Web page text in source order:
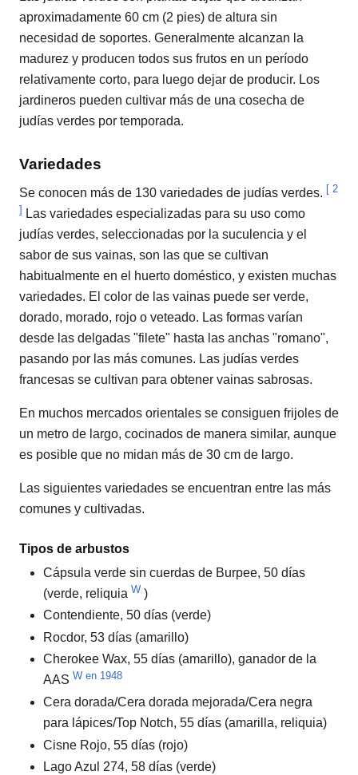
aproximadamente 60 cm (2 pies) de altura sin
necesidad de soportes. Generalmente alcanzan la
madurez y producen todos sus frutos en un período
relativamente corto, para luego dejar de producir. Los
jardineros pueden cultivar más de una cosecha de
judías verdes por temporada.
Variedades
Se conocen más de 130 variedades de judías verdes. [ 2
] Las variedades especializadas para su uso como
judías verdes, seleccionadas por la suculencia y el
sabor de sus vainas, son las que se cultivan
habitualmente en el huerto doméstico, y existen muchas
variedades. El color de las vainas puede ser verde,
dorado, morado, rojo o veteado. Las formas varían
desde las delgadas "filete" hasta las anchas "romano",
pasando por las más comunes. Las judías verdes
francesas se cultivan para obtener vainas sabrosas.
En muchos mercados orientales se consiguen frijoles de
un metro de largo, cocinados de manera similar, aunque
es posible que no midan más de 30 cm de largo.
Las siguientes variedades se encuentran entre las más
comunes y cultivadas.
Tipos de arbustos
Cápsula verde sin cuerdas de Burpee, 50 días
(verde, reliquia W )
Contendiente, 50 días (verde)
Rocdor, 53 días (amarillo)
Cherokee Wax, 55 días (amarillo), ganador de la
AAS W en 1948
Cera dorada/Cera dorada mejorada/Cera negra
para lápices/Top Notch, 55 días (amarilla, reliquia)
Cisne Rojo, 55 días (rojo)
Lago Azul 274, 58 días (verde)